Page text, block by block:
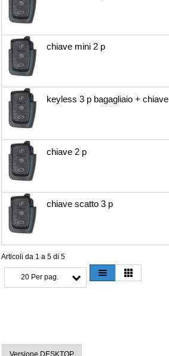
chiave mini 2 p
keyless 3 p bagagliaio + chiave
chiave 2 p
chiave scatto 3 p
Articoli da 1 a 5 di 5
20 Per pag.
Versione DESKTOP